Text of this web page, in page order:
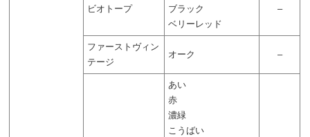
ビオトープ
ブラック
ベリーレッド
–
ファーストヴィン
テージ
オーク –
あい
赤
濃緑
こうばい